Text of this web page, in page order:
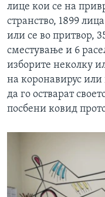
лице кои се на
странство, 1899
или се во притвор,
сместување и 6
изборите неколку
на коронавирус
да го остварат
посбени ковид